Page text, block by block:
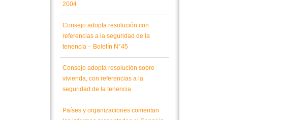
2004
Consejo adopta resolución con
referencias a la seguridad de la
tenencia – Boletín N°45
Consejo adopta resolución sobre
vivienda, con referencias a la
seguridad de la tenencia
Países y organizaciones comentan